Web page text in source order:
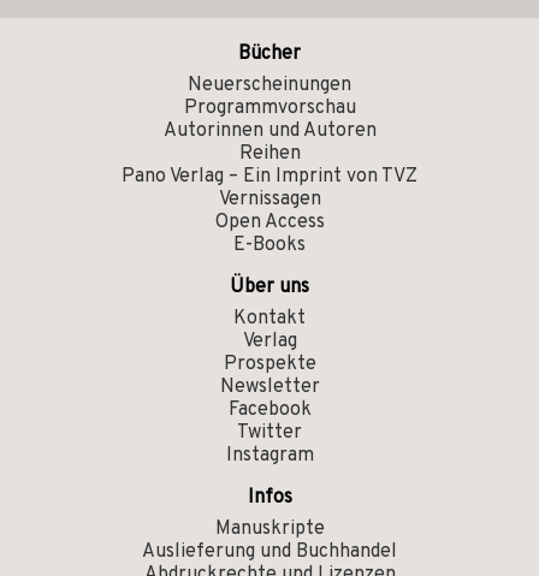
Bücher
Neuerscheinungen
Programmvorschau
Autorinnen und Autoren
Reihen
Pano Verlag – Ein Imprint von TVZ
Vernissagen
Open Access
E-Books
Über uns
Kontakt
Verlag
Prospekte
Newsletter
Facebook
Twitter
Instagram
Infos
Manuskripte
Auslieferung und Buchhandel